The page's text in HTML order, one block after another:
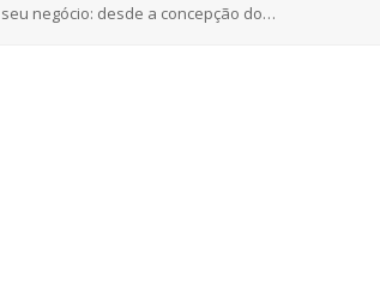
seu negócio: desde a concepção do…